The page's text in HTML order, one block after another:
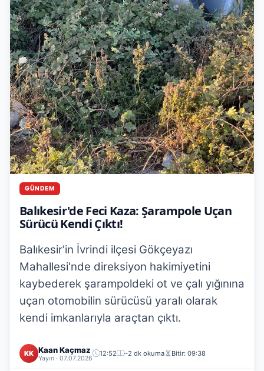
GÜNDEM
Balıkesir'de Feci Kaza: Şarampole Uçan
Sürücü Kendi Çıktı!
Balıkesir'in İvrindi ilçesi Gökçeyazı
Mahallesi'nde direksiyon hakimiyetini
kaybederek şarampoldeki ot ve çalı yığınına
uçan otomobilin sürücüsü yaralı olarak
kendi imkanlarıyla araçtan çıktı.
KK Kaan Kaçmaz
Yayın · 07.07.2026
12:52 ~2 dk okuma Bitir: 09:38